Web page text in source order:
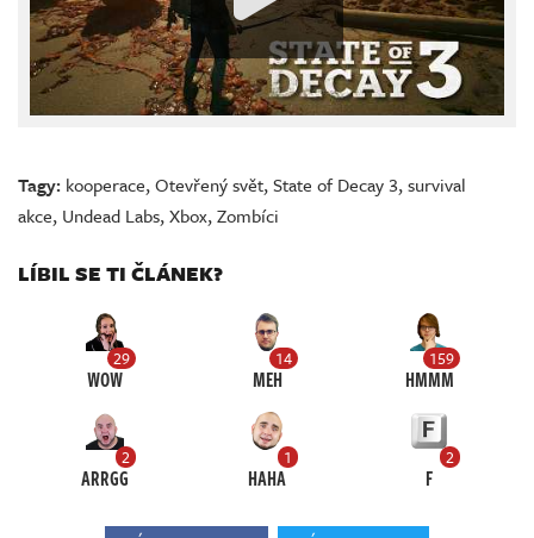
Tagy: kooperace,Otevřený svět,State of Decay 3,survival
akce, Undead Labs,Xbox,Zombíci
LÍBIL SE TI ČLÁNEK?
29
WOW
14
MEH
159
HMMM
2
ARRGG
1
HAHA
2
F